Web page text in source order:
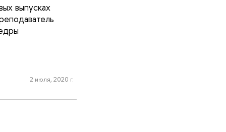
выпусках
2 июля, 2020 г.